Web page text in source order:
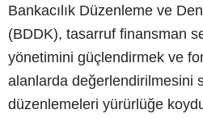
Bankacılık Düzenleme ve
(BDDK), tasarruf finansman
yönetimini güçlendirmek ve
alanlarda değerlendirilmesini
düzenlemeleri yürürlüğe